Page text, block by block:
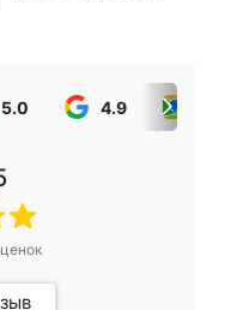
5.0 4.9